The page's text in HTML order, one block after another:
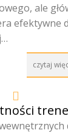
ale
efektywne
czytaj